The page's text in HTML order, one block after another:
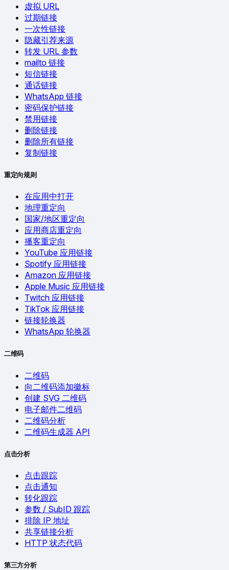
虚拟 URL
过期链接
一次性链接
隐藏引荐来源
转发 URL 参数
mailto 链接
短信链接
通话链接
WhatsApp 链接
密码保护链接
禁用链接
删除链接
删除所有链接
复制链接
重定向规则
在应用中打开
地理重定向
国家/地区重定向
应用商店重定向
播客重定向
YouTube 应用链接
Spotify 应用链接
Amazon 应用链接
Apple Music 应用链接
Twitch 应用链接
TikTok 应用链接
链接轮换器
WhatsApp 轮换器
二维码
二维码
向二维码添加徽标
创建 SVG 二维码
电子邮件二维码
二维码分析
二维码生成器 API
点击分析
点击跟踪
点击通知
转化跟踪
参数 / SubID 跟踪
排除 IP 地址
共享链接分析
HTTP 状态代码
第三方分析